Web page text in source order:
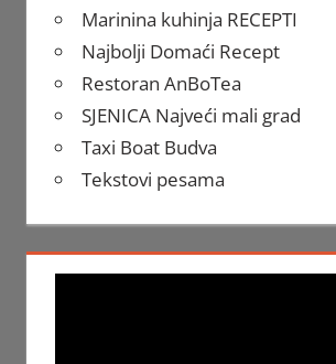
Marinina kuhinja RECEPTI
Najbolji Domaći Recept
Restoran AnBoTea
SJENICA Najveći mali grad
Taxi Boat Budva
Tekstovi pesama